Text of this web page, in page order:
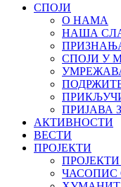
СПОЈИ
О НАМА
НАША
СПОЈИ У
ПРИЈАВА
АКТИВНОСТИ
ВЕСТИ
ПРОЈЕКТИ
ЧАСОПИС